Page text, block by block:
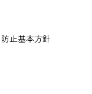
止基本方針